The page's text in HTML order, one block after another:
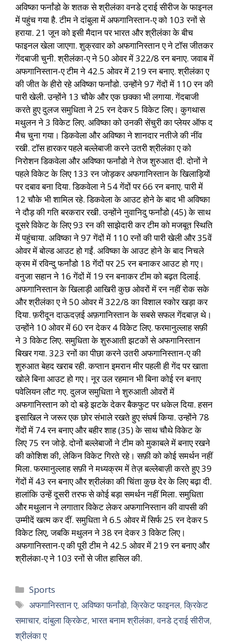
अविष्का फर्नांडो के शतक से श्रीलंका वनडे ट्राई सीरीज के फाइनल
में पहुंच गया है. टीम ने दांबुला में अफगानिस्तान-ए को 103 रनों से
हराया. 21 जून को इसी मैदान पर भारत और श्रीलंका के बीच
फाइनल खेला जाएगा. शुक्रवार को अफगानिस्तान ए ने टॉस जीतकर
गेंदबाजी चुनी. श्रीलंका-ए ने 50 ओवर में 322/8 रन बनाए. जवाब में
अफगानिस्तान-ए टीम ने 42.5 ओवर में 219 रन बनाए. श्रीलंका ए
की जीत के हीरो रहे अविष्का फर्नांडो. उन्होंने 97 गेंदों में 110 रन की
पारी खेली. उन्होंने 13 चौके और एक छक्का भी लगाया. गेंदबाजी
करते हुए दुलज समुधिता ने 25 रन देकर 5 विकेट लिए। कुगथास
मथुलन ने 3 विकेट लिए. अविष्का को उनकी सेंचुरी का प्लेयर ऑफ द
मैच चुना गया। डिकवेला और अविष्का ने शानदार नतीजे की नींव
रखी. टॉस हारकर पहले बल्लेबाजी करने उतरी श्रीलंका ए को
निरोशन डिकवेला और अविष्का फर्नांडो ने तेज शुरुआत दी. दोनों ने
पहले विकेट के लिए 133 रन जोड़कर अफगानिस्तान के खिलाड़ियों
पर दबाव बना दिया. डिकवेला ने 54 गेंदों पर 66 रन बनाए. पारी में
12 चौके भी शामिल रहे. डिकवेला के आउट होने के बाद भी अविष्का
ने दौड़ की गति बरकरार रखी. उन्होंने नुवानिदु फर्नांडो (45) के साथ
दूसरे विकेट के लिए 93 रन की साझेदारी कर टीम को मजबूत स्थिति
में पहुंचाया. अविष्का ने 97 गेंदों में 110 रनों की पारी खेली और 35वें
ओवर में बोल्ड आउट हो गईं. अविष्का के आउट होने के बाद निचले
क्रम में रविन्दु फर्नांडो 18 गेंदों पर 25 रन बनाकर आउट हो गए।
वनुजा सहान ने 16 गेंदों में 19 रन बनाकर टीम को बढ़त दिलाई.
अफगानिस्तान के खिलाड़ी आखिरी कुछ ओवरों में रन नहीं रोक सके
और श्रीलंका ए ने 50 ओवर में 322/8 का विशाल स्कोर खड़ा कर
दिया. फ़रीदून दाऊदज़ई अफ़गानिस्तान के सबसे सफल गेंदबाज़ थे।
उन्होंने 10 ओवर में 60 रन देकर 4 विकेट लिए. फरमानुल्लाह सफ़ी
ने 3 विकेट लिए. समुधिता के शुरुआती झटकों से अफगानिस्तान
बिखर गया. 323 रनों का पीछा करने उतरी अफगानिस्तान-ए की
शुरुआत बेहद खराब रही. कप्तान इमरान मीर पहली ही गेंद पर खाता
खोले बिना आउट हो गए। नूर उल रहमान भी बिना कोई रन बनाए
पवेलियन लौट गए. दुलज समुधिता ने शुरुआती ओवरों में
अफगानिस्तान को दो बड़े झटके देकर बैकफुट पर धकेल दिया. हसन
इसाखिल ने जरूर एक छोर संभाले रखते हुए संघर्ष किया. उन्होंने 78
गेंदों में 74 रन बनाए और बहीर शाह (35) के साथ चौथे विकेट के
लिए 75 रन जोड़े. दोनों बल्लेबाजों ने टीम को मुकाबले में बनाए रखने
की कोशिश की, लेकिन विकेट गिरते रहे। सफ़ी को कोई समर्थन नहीं
मिला. फरमानुल्लाह सफ़ी ने मध्यक्रम में तेज़ बल्लेबाज़ी करते हुए 39
गेंदों में 43 रन बनाए और श्रीलंका की चिंता कुछ देर के लिए बढ़ा दी.
हालांकि उन्हें दूसरी तरफ से कोई बड़ा समर्थन नहीं मिला. समुधिता
और मथुलान ने लगातार विकेट लेकर अफगानिस्तान की वापसी की
उम्मीदें खत्म कर दीं. समुधिता ने 6.5 ओवर में सिर्फ 25 रन देकर 5
विकेट लिए, जबकि मथुलन ने 38 रन देकर 3 विकेट लिए।
अफगानिस्तान-ए की पूरी टीम ने 42.5 ओवर में 219 रन बनाए और
श्रीलंका-ए ने 103 रनों से जीत हासिल की.
Sports
अफगानिस्तान ए,अविष्का फर्नांडो,क्रिकेट फाइनल,क्रिकेट
समाचार,दांबुला क्रिकेट, भारत बनाम श्रीलंका,वनडे ट्राई सीरीज,
श्रीलंका ए